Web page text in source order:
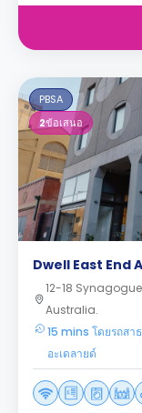
PBSA
2ข้อเสนอ
Dwell East End
12-18
Australia.
15 mins โดยรถสา
อะเดลายด์